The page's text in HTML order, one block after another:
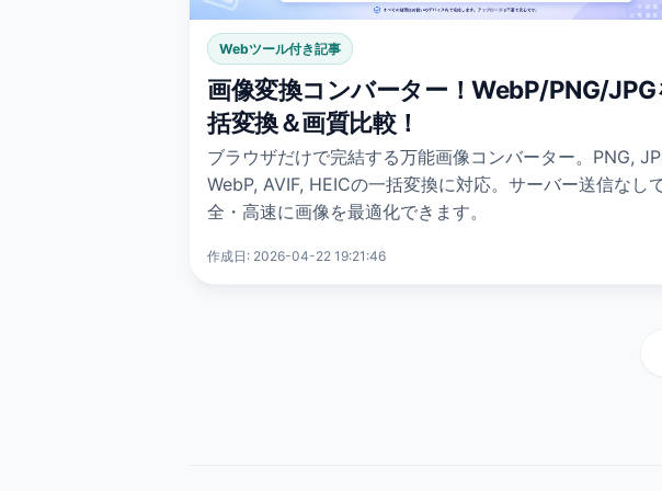
Webツール付き記事
画像変換コンバーター！WebP/PNG/JPG
括変換＆画質比較！
ブラウザだけで完結する万能画像コンバーター。PNG,
WebP, AVIF, HEICの一括変換に対応。サーバー送信なし
全・高速に画像を最適化できます。
作成日: 2026-04-22 19:21:46